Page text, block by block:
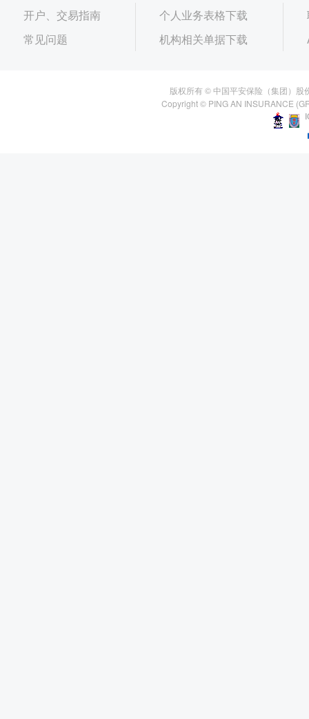
开户、交易指南
常见问题
个人业务表格下载
机构相关单据下载
版权所有 © 中国平安保险（集团）股
Copyright © PING AN INSURANCE